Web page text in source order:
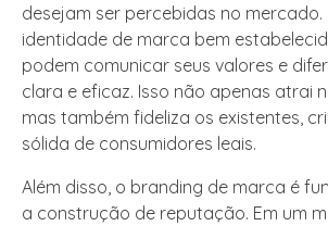
desejam ser percebidas no mercado.
identidade de marca bem
podem comunicar seus valores e
clara e eficaz. Isso não apenas atrai
mas também fideliza os existentes,
sólida de consumidores leais.
Além disso, o branding de marca é
a construção de reputação. Em um